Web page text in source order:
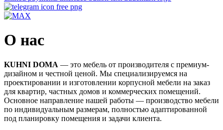
О нас
KUHNI DOMA — это мебель от производителя с премиум-
дизайном и честной ценой. Мы специализируемся на
проектировании и изготовлении корпусной мебели на заказ
для квартир, частных домов и коммерческих помещений.
Основное направление нашей работы — производство мебели
по индивидуальным размерам, полностью адаптированной
под планировку помещения и задачи клиента.